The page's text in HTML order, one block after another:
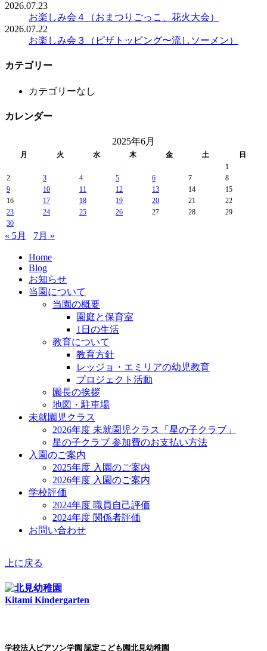
2026.07.23
お楽しみ会４（おまつりごっこ、花火大会）
2026.07.22
お楽しみ会３（ピザトッピング〜流しソーメン）
カテゴリー
カテゴリーなし
カレンダー
2025年6月
月 火 水 木 金 土
日
1
2
3 4 5 6 7
8
9
10 11 12 13 14
15
16
17 18 19 20 21
22
23
24 25 26 27 28
29
30
« 5月 7月 »
Home
Blog
お知らせ
当園について
当園の概要
園庭と保育室
1日の生活
教育について
教育方針
レッジョ・エミリアの幼児教育
プロジェクト活動
園長の挨拶
地図・駐車場
未就園児クラス
2026年度 未就園児クラス「星の子クラブ」
星の子クラブ 参加費のお支払い方法
入園のご案内
2025年度 入園のご案内
2026年度 入園のご案内
学校評価
2024年度 職員自己評価
2024年度 関係者評価
お問い合わせ
上に戻る
Kitami Kindergarten
学校法人ピアソン学園 認定こども園北見幼稚園